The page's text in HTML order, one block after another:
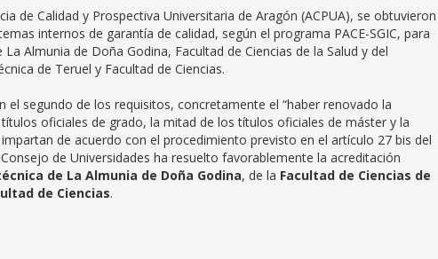
de Calidad y Prospectiva Universitaria de Aragón (ACPUA), se obtuvieron
internos de garantía de calidad, según el programa PACE-SGIC, para
Almunia de Doña Godina, Facultad de Ciencias de la Salud y del
de Teruel y Facultad de Ciencias.
segundo de los requisitos, concretamente el “haber renovado la
oficiales de grado, la mitad de los títulos oficiales de máster y la
de acuerdo con el procedimiento previsto en el artículo 27 bis del
de Universidades ha resuelto favorablemente la acreditación
de La Almunia de Doña Godina, de la Facultad de Ciencias de
de Ciencias.